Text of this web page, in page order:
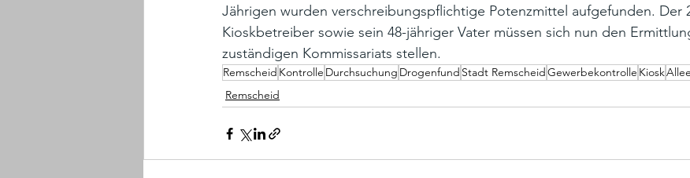
Jährigen wurden verschreibungspflichtige Potenzmittel aufgefunden. Der
Kioskbetreiber sowie sein 48-jähriger Vater müssen sich nun den
zuständigen Kommissariats stellen.
Remscheid Kontrolle Durchsuchung Drogenfund Stadt Remscheid Gewerbekontrolle Kiosk
Remscheid